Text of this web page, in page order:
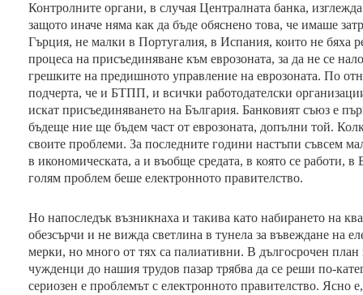
Контролните органи, в случая Централната банка,
защото иначе няма как да бъде обяснено това, че имаше
Гърция, не малки в Португалия, в Испания, които не бяха
процеса на присъединяване към еврозоната, за да не се
грешките на предишното управление на еврозоната. По
подчерта, че и БТПП, и всички работодателски
искат присъединяването на България. Банковият съюз е
бъдеще ние ще бъдем част от еврозоната, допълни той.
своите проблеми. За последните години настъпи съвсем
в икономическата, а и въобще средата, в която се работи,
голям проблем беше електронното правителство.
Но напоследък възникнаха и такива като набирането на
обезсърчи и не вижда светлина в тунела за въвеждане на
мерки, но много от тях са палиативни. В дългосрочен план
чужденци до нашия трудов пазар трябва да се реши по-
сериозен е проблемът с електронното правителство. Ясно